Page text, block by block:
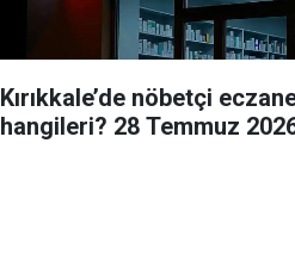
Kırıkkale’de nöbetçi
hangileri? 28 Temmuz